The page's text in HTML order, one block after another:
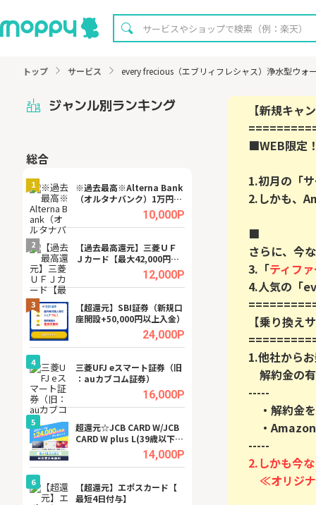
トップ サービス every frecious（エブリィフレシャス）浄水型ウォ
■WEB限定
1.初月の「
2.しかも、
■
さらに、今
3.「ティフ
【乗り換え
1.他社から
解約金の
-----
・解約金
・Amazon
2.しかも今
ジャンル別ランキング
総合
1
※過去最高※Alterna Bank
（オルタナバンク）1万円投
10,000P
2
【過去最高還元】三菱ＵＦ
Ｊカード【最大42,000円相
12,000P
3
【超還元】SBI証券（新規口
座開設+50,000円以上入金）
24,000P
4
三菱UFJ eスマート証券（旧
：auカブコム証券）
16,000P
5
超還元☆JCB CARD W/JCB
CARD W plus L(39歳以下限
14,000P
6
【超還元】エポスカード【
最短4日付与】
【8/16まで超還
XT[31日間無料お
※還元UP※ヴィ
ーカー【女性の
ターサイト】
【リピートOK】
ビジネスツール
高還元中※
【無料即P】dア
【31日間無料】
※還元アップ
Cievo(シエボ)